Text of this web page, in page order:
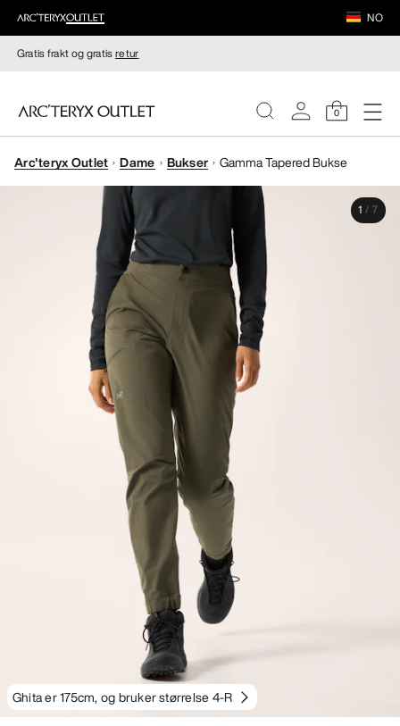
NO
Gratis frakt og gratisretur
0
DAMER
HERRER
Arc'teryx Outlet Dame Bukser Gamma Tapered Bukse
Ghita er 175cm, og bruker størrelse 4-R
1 / 7